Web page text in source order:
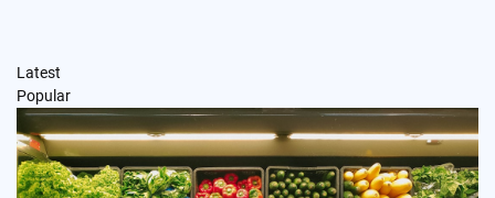
Latest
Popular